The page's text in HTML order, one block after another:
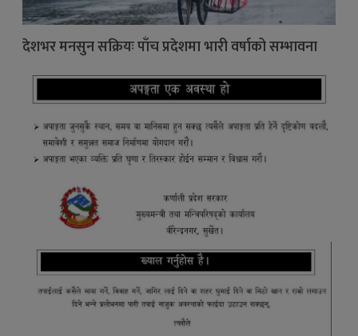
देशभर मनसुन सक्रियः पाँच प्रदेशमा भारी वर्षाको सम्भावना